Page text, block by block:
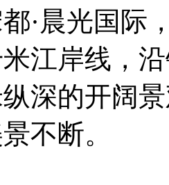
·晨光国际
江岸线，
深的开阔
不断。